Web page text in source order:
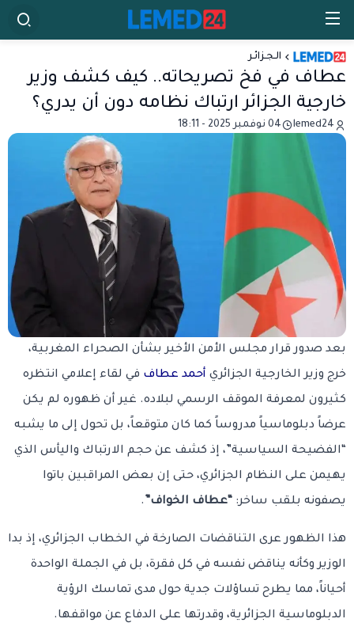
الـجـزائـر
عطاف في فخ تصريحاته.. كيف كشف وزير
خارجية الجزائر ارتباك نظامه دون أن يدري؟
lemed24 04 نوفمبر 2025 - 18:11
بعد صدور قرار مجلس الأمن الأخير بشأن الصحراء المغربية،
خرج وزير الخارجية الجزائري أحمد عطاف في لقاء إعلامي انتظره
كثيرون لمعرفة الموقف الرسمي لبلاده. غير أن ظهوره لم يكن
عرضاً دبلوماسياً مدروساً كما كان متوقعاً، بل تحول إلى ما يشبه
“الفضيحة السياسية”، إذ كشف عن حجم الارتباك واليأس الذي
يهيمن على النظام الجزائري، حتى إن بعض المراقبين باتوا
يصفونه بلقب ساخر: “عطاف الخواف” .
هذا الظهور عرى التناقضات الصارخة في الخطاب الجزائري، إذ بدا
الوزير وكأنه يناقض نفسه في كل فقرة، بل في الجملة الواحدة
أحياناً، مما يطرح تساؤلات جدية حول مدى تماسك الرؤية
الدبلوماسية الجزائرية، وقدرتها على الدفاع عن مواقفها.